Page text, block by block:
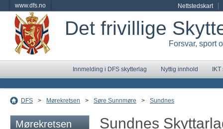
www.dfs.no Nettstedskart
Det frivillige
Forsvar, sport
Innmelding i DFS skytterlag Nyttig innhold
DFS > Mørekretsen > Søre Sunnmøre > Sundnes
Mørekretsen Sundnes